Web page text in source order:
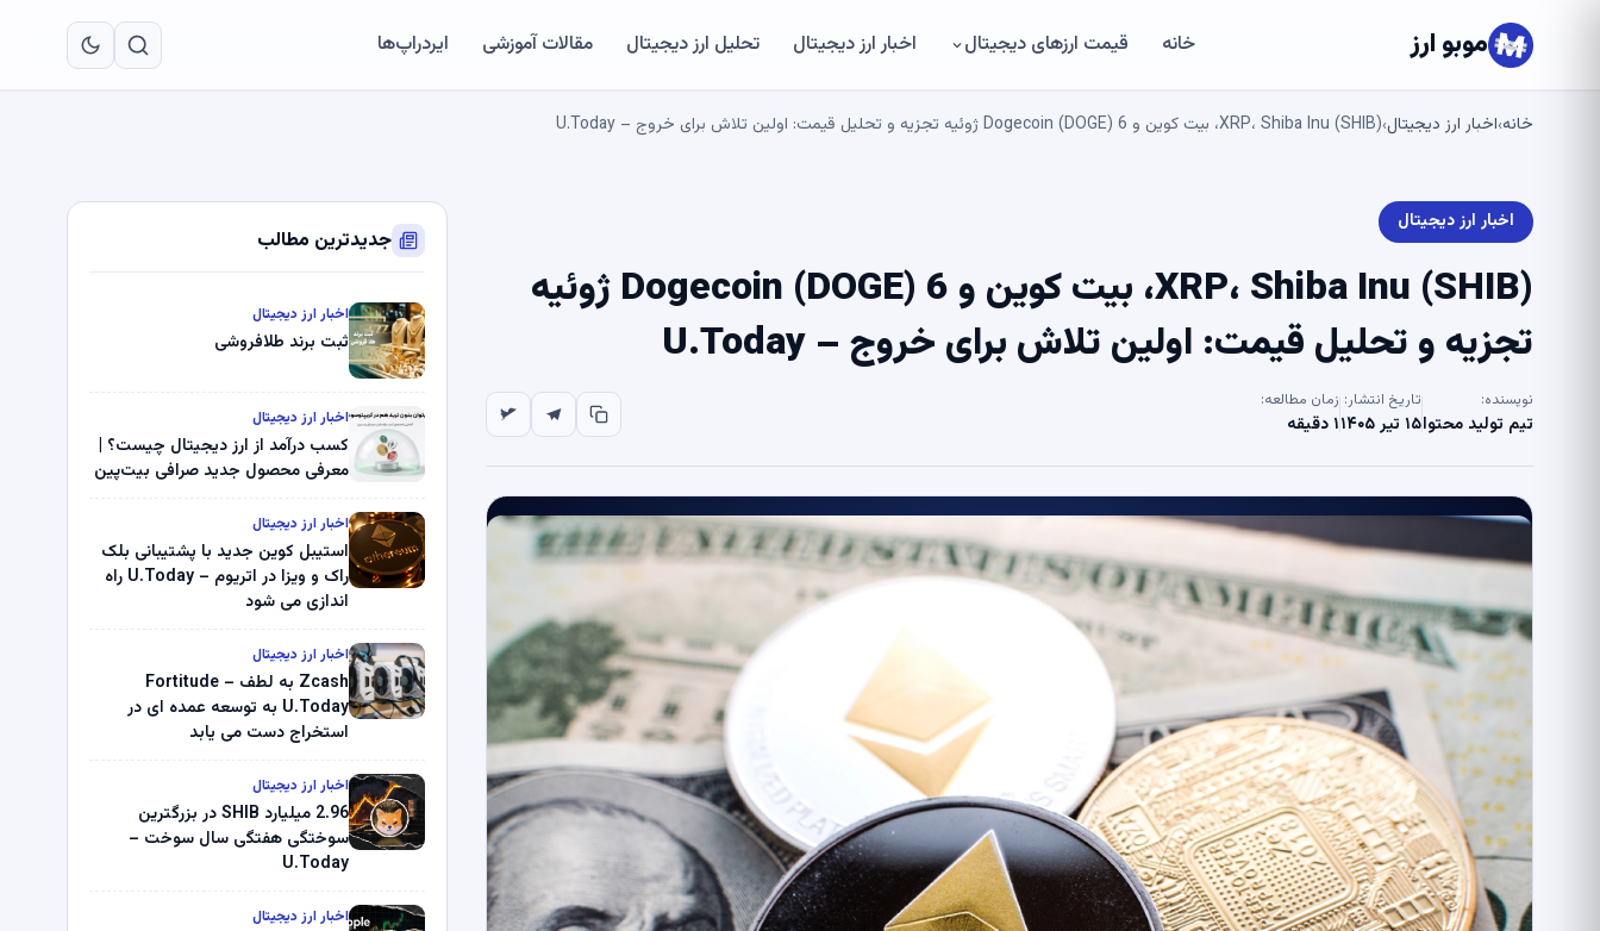
موبو ارز خانه قیمت ارزهای دیجیتال اخبار ارز دیجیتال تحلیل ارز دیجیتال مقالات آموزشی ایردراپ‌ها
خانه›اخبار ارز دیجیتال›XRP، Shiba Inu (SHIB)، بیت کوین و Dogecoin (DOGE) 6 ژوئیه تجزیه و تحلیل قیمت: اولین تلاش برای خروج – U.Today
اخبار ارز دیجیتال
XRP، Shiba Inu (SHIB)، بیت کوین و Dogecoin (DOGE) 6 ژوئیه
تجزیه و تحلیل قیمت: اولین تلاش برای خروج – U.Today
نویسنده:
تیم تولید محتوا
تاریخ انتشار:
۱۵ تیر ۱۴۰۵
زمان مطالعه:
۱ دقیقه
جدیدترین مطالب
اخبار ارز دیجیتال
ثبت برند طلافروشی
اخبار ارز دیجیتال
کسب درآمد از ارز دیجیتال چیست؟ |
معرفی محصول جدید صرافی بیت‌پین
اخبار ارز دیجیتال
استیبل کوین جدید با پشتیبانی بلک
راک و ویزا در اتریوم – U.Today راه
اندازی می شود
اخبار ارز دیجیتال
Zcash به لطف Fortitude –
U.Today به توسعه عمده ای در
استخراج دست می یابد
اخبار ارز دیجیتال
2.96 میلیارد SHIB در بزرگترین
سوختگی هفتگی سال سوخت –
U.Today
اخبار ارز دیجیتال